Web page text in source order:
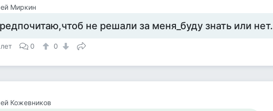
Миркин
не решали за меня_буду знать или нет.
0 0
Кожевников